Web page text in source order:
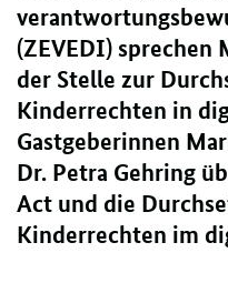
(ZEVEDI) sprechen
der Stelle zur
Kinderrechten in
Gastgeberinnen
Dr. Petra Gehring
Act und die
Kinderrechten im